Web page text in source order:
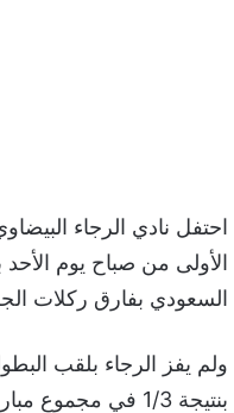
الأولى من صباح يوم الأحد
السعودي بفارق ركلات